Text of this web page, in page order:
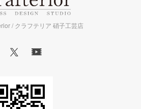
/ クラフテリア 硝子工芸店